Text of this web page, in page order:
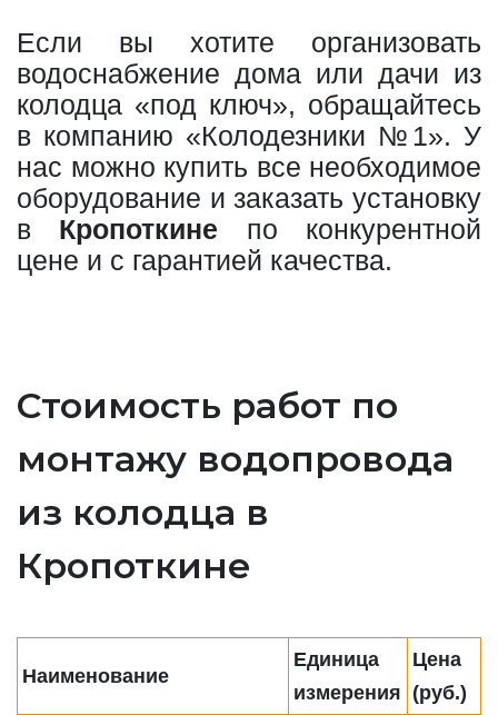
Если вы хотите организовать
водоснабжение дома или дачи из
колодца «под ключ», обращайтесь
в компанию «Колодезники №1». У
нас можно купить все необходимое
оборудование и заказать установку
в Кропоткине по конкурентной
цене и с гарантией качества.
Стоимость работ по
монтажу водопровода
из колодца в
Кропоткине
Наименование
Единица
измерения
Цена
(руб.)